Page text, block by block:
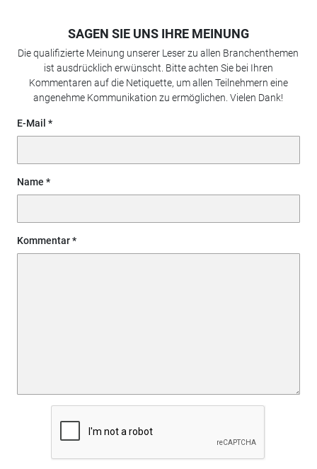
SAGEN SIE UNS IHRE MEINUNG
Die qualifizierte Meinung unserer Leser zu allen Branchenthemen
ist ausdrücklich erwünscht. Bitte achten Sie bei Ihren
Kommentaren auf die Netiquette, um allen Teilnehmern eine
angenehme Kommunikation zu ermöglichen. Vielen Dank!
E-Mail
Name
Kommentar